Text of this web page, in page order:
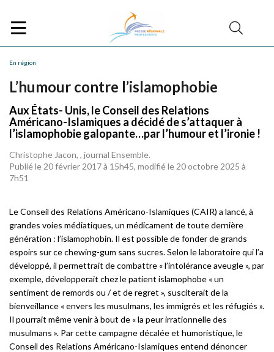
En région
L’humour contre l’islamophobie
Aux États- Unis, le Conseil des Relations
Américano-Islamiques a décidé de s’attaquer à
l’islamophobie galopante…par l’humour et l’ironie !
Christophe Jacon, , journal Ensemble.
Publié le 20 février 2017 à 15h45, modifié le 20 octobre 2025 à
7h51
Le Conseil des Relations Américano-Islamiques (CAIR) a lancé, à
grandes voies médiatiques, un médicament de toute dernière
génération : l’islamophobin. Il est possible de fonder de grands
espoirs sur ce chewing-gum sans sucres. Selon le laboratoire qui l’a
développé, il permettrait de combattre « l’intolérance aveugle », par
exemple, développerait chez le patient islamophobe « un
sentiment de remords ou / et de regret », susciterait de la
bienveillance « envers les musulmans, les immigrés et les réfugiés ».
Il pourrait même venir à bout de « la peur irrationnelle des
musulmans ». Par cette campagne décalée et humoristique, le
Conseil des Relations Américano-Islamiques entend dénoncer